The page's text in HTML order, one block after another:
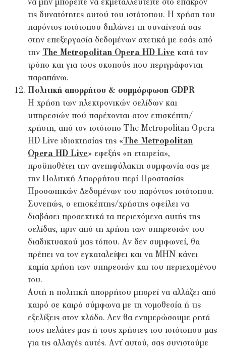
να μην μπορείτε να εκμεταλλευτείτε στο έπακρον
τις δυνατότητες αυτού του ιστότοπου. Η χρήση του
παρόντος ιστότοπου δηλώνει τη συναίνεσή σας
στην επεξεργασία δεδομένων σχετικά με εσάς από
την The Metropolitan Opera HD Live κατά τον
τρόπο και για τους σκοπούς που περιγράφονται
παραπάνω.
Πολιτική απορρήτου & συμμόρφωση GDPR
Η χρήση των ηλεκτρονικών σελίδων και
υπηρεσιών πού παρέχονται στον επισκέπτη/
χρήστη, από τον ιστότοπο The Metropolitan Opera
HD Live ιδιοκτησίας της «The Metropolitan
Opera HD Live» εφεξής «η εταιρεία»,
προϋποθέτει την ανεπιφύλακτη συμφωνία σας με
την Πολιτική Απορρήτου περί Προστασίας
Προσωπικών Δεδομένων του παρόντος ιστότοπου.
Συνεπώς, ο επισκέπτης/χρήστης οφείλει να
διαβάσει προσεκτικά τα περιεχόμενα αυτής της
σελίδας, πριν από τη χρήση των υπηρεσιών του
διαδικτυακού μας τόπου. Αν δεν συμφωνεί, θα
πρέπει να τον εγκαταλείψει και να ΜΗΝ κάνει
καμία χρήση των υπηρεσιών και του περιεχομένου
του.
Αυτή η πολιτική απορρήτου μπορεί να αλλάζει από
καιρό σε καιρό σύμφωνα με τη νομοθεσία ή τις
εξελίξεις στον κλάδο. Δεν θα ενημερώσουμε ρητά
τους πελάτες μας ή τους χρήστες του ιστότοπου μας
για τις αλλαγές αυτές. Αντ̓ αυτού, σας συνιστούμε